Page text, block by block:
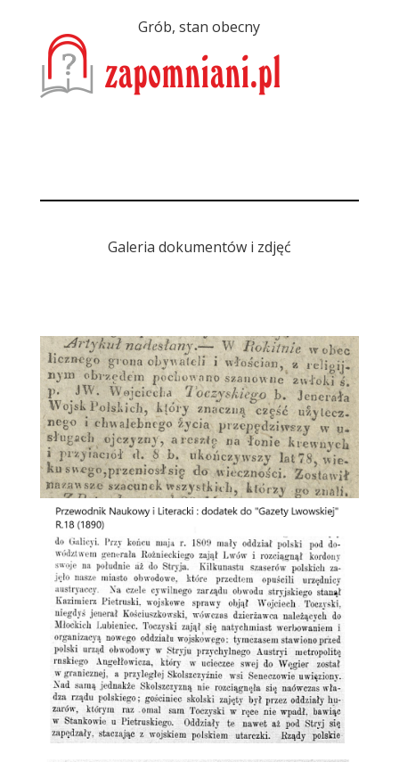
Grób, stan obecny
Galeria dokumentów i zdjęć